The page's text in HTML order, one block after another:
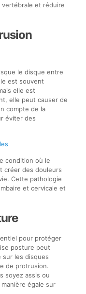
et réduire
le disque entre
est souvent
elle est
elle peut causer de
compte de la
éviter des
condition où le
créer des douleurs
Cette pathologie
et cervicale et
pour protéger
posture peut
sur les disques
de protrusion.
soyez assis ou
égale sur